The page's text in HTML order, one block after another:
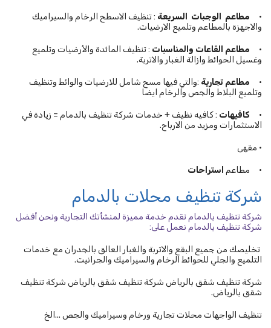
• مطاعم الوجبات السريعة : تنظيف الاسطح الرخام والسيراميك
والاجهزة بالمطاعم وتلميع الارضيات.
• مطاعم القاعات والمناسبات : تنظيف المائدة والأرضيات وتلميع
وغسيل الحوائط وازالة الغبار والاتربة.
• مطاعم تجارية :والتي فيها مسح شامل للارضيات والوائط وتنظيف
وتلميع البلاط والجص والرخام ايضا
• كافيهات : كافيه نظيف + خدمات شركة تنظيف بالدمام = زيادة في
الاستثمارات ومزيد من الارباح.
• مقهى
• مطاعم استراحات
شركة تنظيف محلات بالدمام
شركة تنظيف بالدمام تقدم خدمة مميزة لمنشأتك التجارية ونحن أفضل
شركة تنظيف بالدمام نعمل على:
تخليصك من جميع البقع والاتربة والغبار العالق بالجدران مع خدمات
التلميع والجلي للحوائط الرخام والسيراميك والجرانيت.
شركة تنظيف شقق بالرياض شركة تنظيف شقق بالرياض شركة تنظيف
شقق بالرياض.
تنظيف الواجهات محلات تجارية ورخام وسيراميك والجص ...الخ